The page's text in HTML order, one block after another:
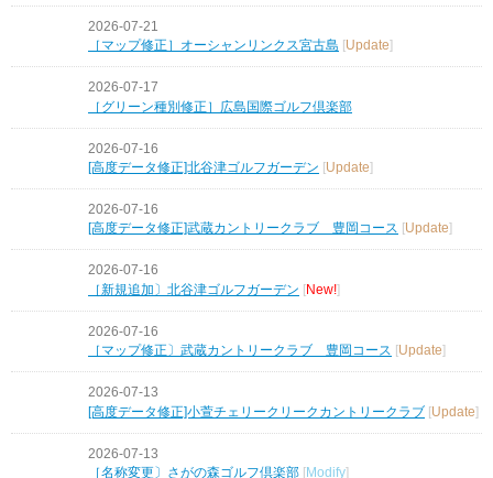
2026-07-21
［マップ修正］オーシャンリンクス宮古島 [Update]
2026-07-17
［グリーン種別修正］広島国際ゴルフ倶楽部
2026-07-16
[高度データ修正]北谷津ゴルフガーデン [Update]
2026-07-16
[高度データ修正]武蔵カントリークラブ 豊岡コース
Update
2026-07-16
［新規追加〕北谷津ゴルフガーデン [New!]
2026-07-16
［マップ修正〕武蔵カントリークラブ 豊岡コース
Update
2026-07-13
[高度データ修正]小萱チェリークリークカントリークラブ [Update]
2026-07-13
［名称変更〕さがの森ゴルフ倶楽部
Modify